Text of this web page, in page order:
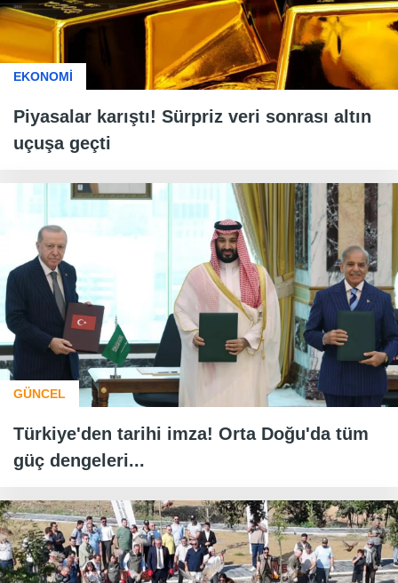
EKONOMİ
Piyasalar karıştı! Sürpriz veri sonrası altın
uçuşa geçti
GÜNCEL
Türkiye'den tarihi imza! Orta Doğu'da tüm
güç dengeleri...